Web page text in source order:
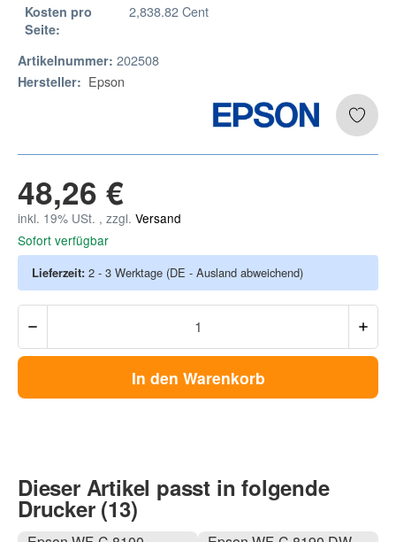
Kosten pro
Seite:
2,838.82 Cent
Artikelnummer: 202508
Hersteller: Epson
48,26 €
inkl. 19% USt. , zzgl. Versand
Sofort verfügbar
Lieferzeit: 2 - 3 Werktage (DE - Ausland abweichend)
In den Warenkorb
Dieser Artikel passt in folgende
Drucker (13)